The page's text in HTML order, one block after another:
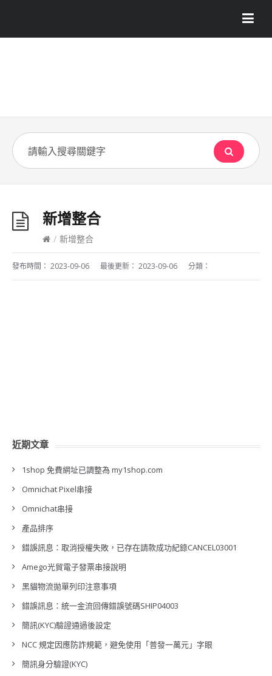
新增整合
/ 新增整合
發布時間： 2023-09-06 最後更新： 2023-09-06 分類：
近期文章
1shop 免費網址已調整為 my1shop.com
Omnichat Pixel串接
Omnichat串接
產品排序
錯誤訊息：取消授權失敗，已存在請款成功紀錄CANCEL03001
Amego光貿電子發票串接說明
黑貓物流拋單列印注意事項
錯誤訊息：統一金流回傳錯誤號碼SHIP04003
簡訊(KYC)驗證通過後設定
NCC 規定因應防詐規範，避免使用「普發一萬元」字眼
簡訊身分驗證(KYC)